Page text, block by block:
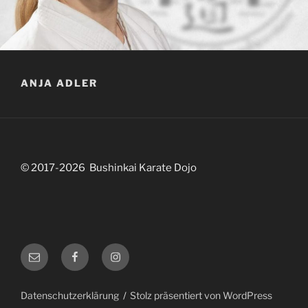
ANJA ADLER
© 2017-2026 Bushinkai Karate Dojo
abteilungsleitung@bushinkai.de
FacebookInstagram
Datenschutzerklärung Stolz präsentiert von WordPress